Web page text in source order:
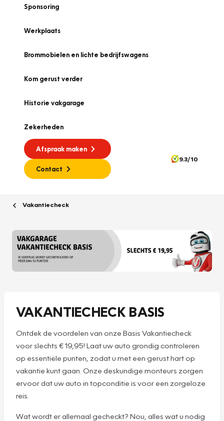
Sponsoring
Werkplaats
Brommobielen en lichte bedrijfswagens
Kom gerust verder
Historie vakgarage
Zekerheden
Afspraak maken
Contact
9.3/10
Vakantiecheck
VAKANTIECHECK BASIS
Ontdek de voordelen van onze Basis Vakantiecheck
voor slechts € 19,95! Laat uw auto grondig controleren
op essentiële punten, zodat u met een gerust hart op
vakantie kunt gaan. Onze deskundige monteurs zorgen
ervoor dat uw auto in topconditie is voor een zorgeloze
reis.
Wat wordt er allemaal gecheckt? Nou, alles wat u nodig